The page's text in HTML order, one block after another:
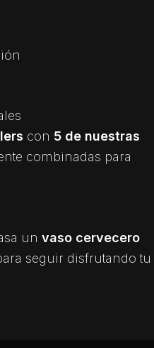
con 5 de nuestras
combinadas para
un vaso cervecero
seguir disfrutando tu